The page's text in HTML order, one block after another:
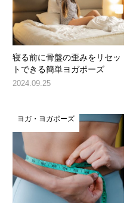
寝る前に骨盤の歪みをリセッ
トできる簡単ヨガポーズ
2024.09.25
ヨガ・ヨガポーズ